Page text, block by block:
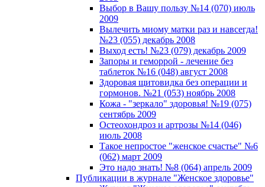
Выбор в Вашу пользу №14 (070) июль
2009
Вылечить миому матки раз и навсегда!
№23 (055) декабрь 2008
Выход есть! №23 (079) декабрь 2009
Запоры и геморрой - лечение без
таблеток №16 (048) август 2008
Здоровая щитовидка без операции и
гормонов. №21 (053) ноябрь 2008
Кожа - "зеркало" здоровья! №19 (075)
сентябрь 2009
Остеохондроз и артрозы №14 (046)
июль 2008
Такое непростое "женское счастье" №6
(062) март 2009
Это надо знать! №8 (064) апрель 2009
Публикации в журнале "Женское здоровье"